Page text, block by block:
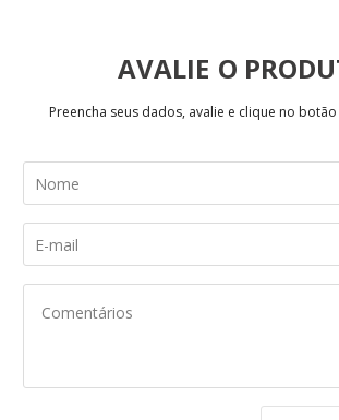
AVALIE
Preencha seus dados, avalie e clique no